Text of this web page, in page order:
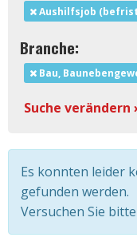
Aushilfsjob
Branche:
Bau,
Suche verändern
Es konnten leider
gefunden werden.
Versuchen Sie